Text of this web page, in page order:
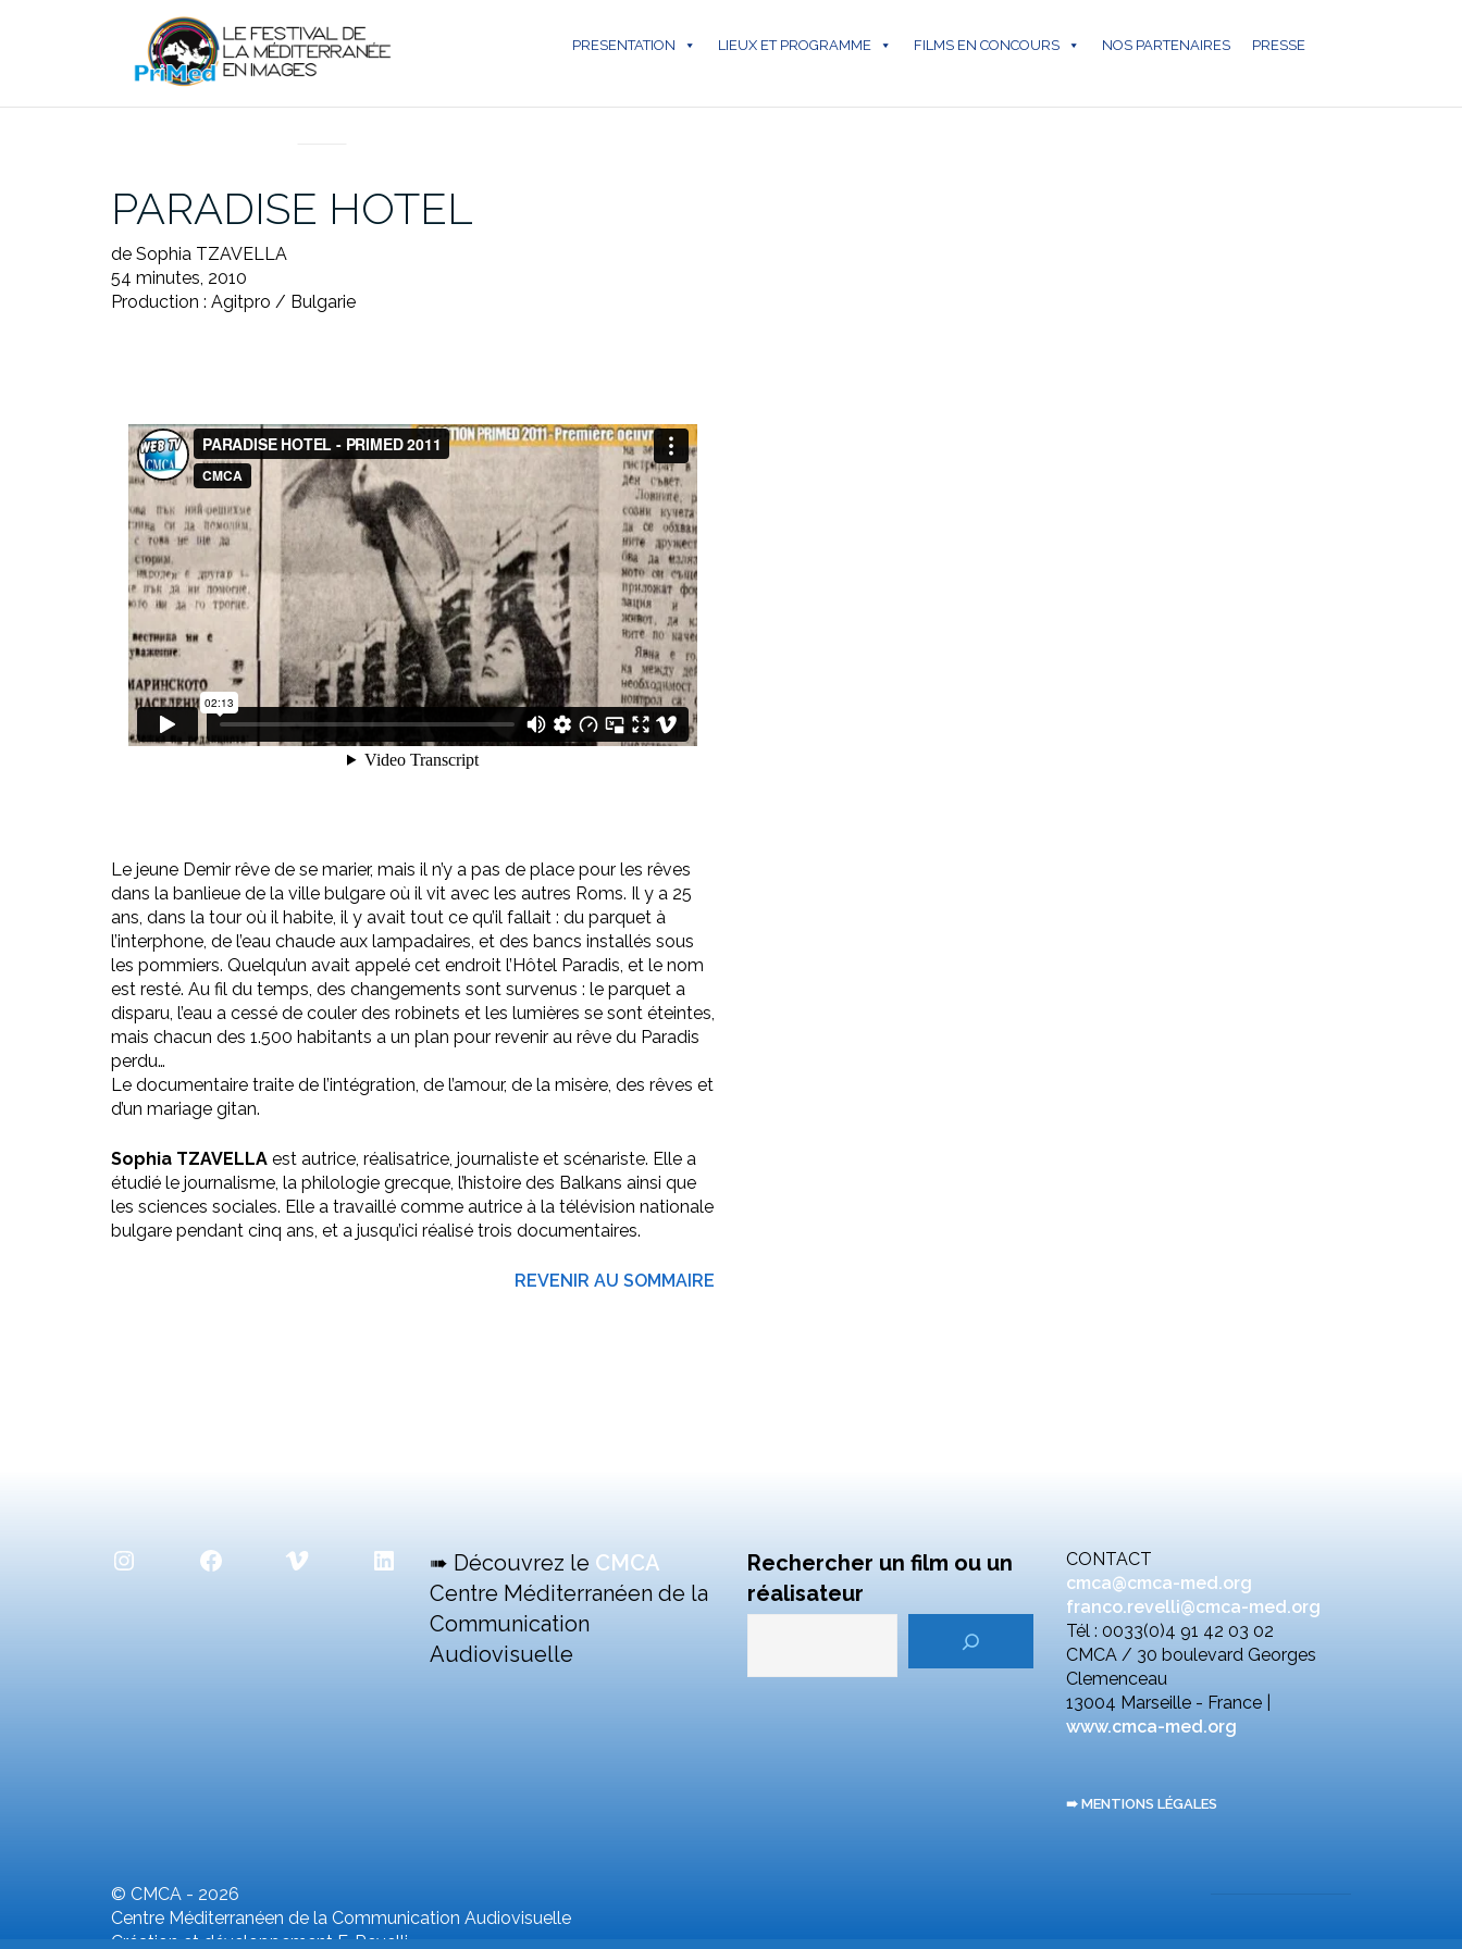
PRESENTATION LIEUX ET PROGRAMME FILMS EN CONCOURS NOS PARTENAIRES PRESSE
PARADISE HOTEL
de Sophia TZAVELLA
54 minutes, 2010
Production : Agitpro / Bulgarie
Le jeune Demir rêve de se marier, mais il n’y a pas de place pour les rêves
dans la banlieue de la ville bulgare où il vit avec les autres Roms. Il y a 25
ans, dans la tour où il habite, il y avait tout ce qu’il fallait : du parquet à
l’interphone, de l’eau chaude aux lampadaires, et des bancs installés sous
les pommiers. Quelqu’un avait appelé cet endroit l’Hôtel Paradis, et le nom
est resté. Au fil du temps, des changements sont survenus : le parquet a
disparu, l’eau a cessé de couler des robinets et les lumières se sont éteintes,
mais chacun des 1.500 habitants a un plan pour revenir au rêve du Paradis
perdu…
Le documentaire traite de l’intégration, de l’amour, de la misère, des rêves et
d’un mariage gitan.
Sophia TZAVELLA est autrice, réalisatrice, journaliste et scénariste. Elle a
étudié le journalisme, la philologie grecque, l’histoire des Balkans ainsi que
les sciences sociales. Elle a travaillé comme autrice à la télévision nationale
bulgare pendant cinq ans, et a jusqu’ici réalisé trois documentaires.
REVENIR AU SOMMAIRE
InstagramFacebookVimeo LinkedIn➠ Découvrez le CMCA
Centre Méditerranéen de la
Communication
Audiovisuelle
Rechercher un film ou un
réalisateur
CONTACT
cmca@cmca-med.org
franco.revelli@cmca-med.org
Tél : 0033(0)4 91 42 03 02
CMCA / 30 boulevard Georges
Clemenceau
13004 Marseille - France |
www.cmca-med.org
➠ MENTIONS LÉGALES
© CMCA - 2026
Centre Méditerranéen de la Communication Audiovisuelle
Création et développement F. Revelli